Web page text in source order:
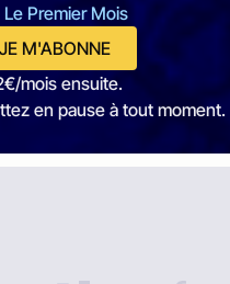
Le Premier Mois
JE M'ABONNE
mois ensuite.
en pause à tout moment.